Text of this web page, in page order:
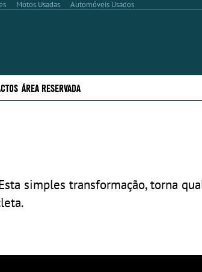
Motos Usadas Automóveis Usados
ÁREA RESERVADA
simples transformação, torna